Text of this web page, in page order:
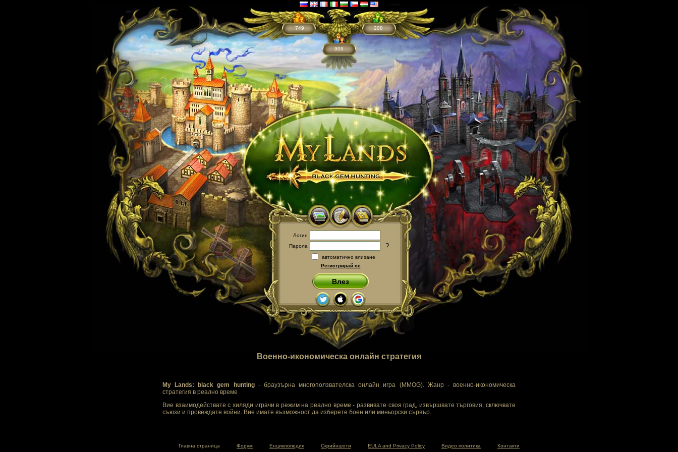
749
909
208
Логин
Парола
?
автоматично влизане
Регистрирай се
Влез
Военно-икономическа онлайн стратегия
My Lands: black gem hunting- браузърна многоползвателска онлайн игра (MMOG). Жанр - военно-икономическа
стратегия в реално време
Вие взаимодействате с хиляди играчи в режим на реално време - развивате своя град, извършвате търговия, сключвате
съюзи и провеждате войни. Вие имате възможност да изберете боен или миньорски сървър.
Главна страница Форум Енциклопедия Скрийншоти EULA and Privacy Policy Видео политика Контакти